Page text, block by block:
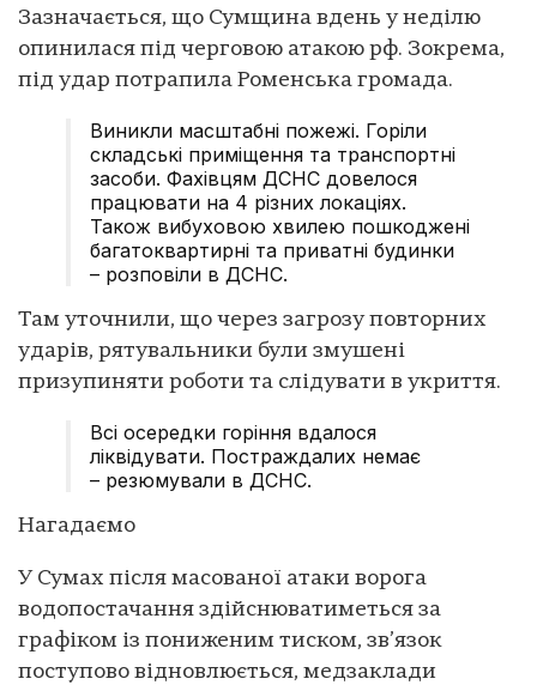
Зазначається, що Сумщина вдень у неділю
опинилася під черговою атакою рф. Зокрема,
під удар потрапила Роменська громада.
Виникли масштабні пожежі. Горіли
складські приміщення та транспортні
засоби. Фахівцям ДСНС довелося
працювати на 4 різних локаціях.
Також вибуховою хвилею пошкоджені
багатоквартирні та приватні будинки
– розповіли в ДСНС.
Там уточнили, що через загрозу повторних
ударів, рятувальники були змушені
призупиняти роботи та слідувати в укриття.
Всі осередки горіння вдалося
ліквідувати. Постраждалих немає
– резюмували в ДСНС.
Нагадаємо
У Сумах після масованої атаки ворога
водопостачання здійснюватиметься за
графіком із пониженим тиском, зв’язок
поступово відновлюється, медзаклади